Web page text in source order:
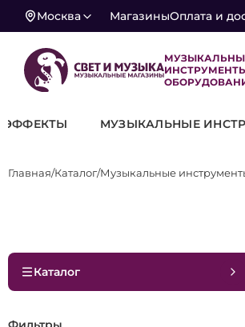
Москва МагазиныОплата и
МУЗЫКАЛЬНЫЕ ИНСТРУМЕНТЫ
Главная Каталог Музыкальные
Каталог